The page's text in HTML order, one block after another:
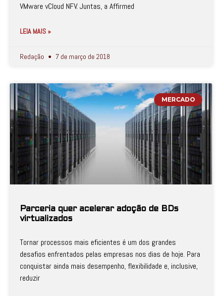
VMware vCloud NFV. Juntas, a Affirmed
LEIA MAIS »
Redação 7 de março de 2018
MERCADO
Parceria quer acelerar adoção de BDs
virtualizados
Tornar processos mais eficientes é um dos grandes
desafios enfrentados pelas empresas nos dias de hoje. Para
conquistar ainda mais desempenho, flexibilidade e, inclusive,
reduzir